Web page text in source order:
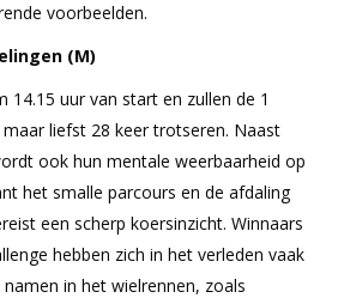
voorbeelden.
(M)
14.15 uur van start en zullen de 1
liefst 28 keer trotseren. Naast
ook hun mentale weerbaarheid op
het smalle parcours en de afdaling
een scherp koersinzicht. Winnaars
hebben zich in het verleden vaak
in het wielrennen, zoals